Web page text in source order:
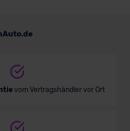
vom Vertragshändler vor Ort